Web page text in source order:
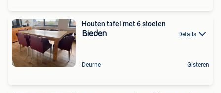
Houten tafel met 6 stoelen
Bieden Details
Deurne Gisteren